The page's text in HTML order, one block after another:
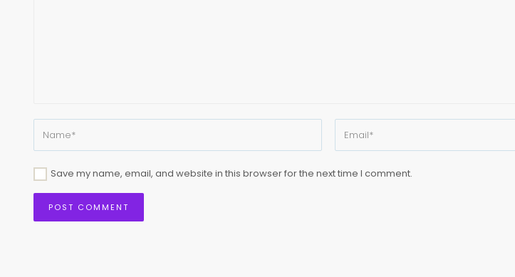
Save my name, email, and website in this browser for the next time I comment.